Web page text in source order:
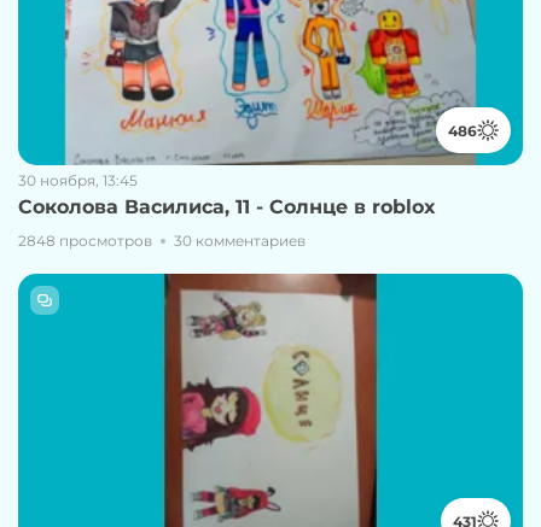
486
30 ноября, 13:45
Соколова Василиса, 11 - Солнце в roblox
2848 просмотров 30 комментариев
431